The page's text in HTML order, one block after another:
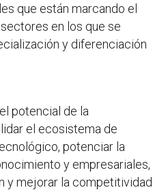
que están marcando el
en los que se
y diferenciación
potencial de la
el ecosistema de
potenciar la
y empresariales,
y mejorar la competitividad